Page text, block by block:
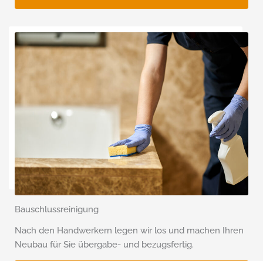
Bauschlussreinigung
Nach den Handwerkern legen wir los und machen Ihren
Neubau für Sie übergabe- und bezugsfertig.